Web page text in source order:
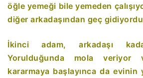
öğle yemeği bile yemeden
diğer arkadaşından geç
İkinci adam, arkadaşı
Yorulduğunda mola veriyor
kararmaya başlayınca da